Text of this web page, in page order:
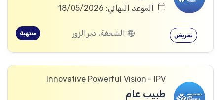
الموعد النهائي: 18/05/2026
تمريض الشعفة، ديرالزور منتهية
Innovative Powerful Vision - IPV
طبيب عام